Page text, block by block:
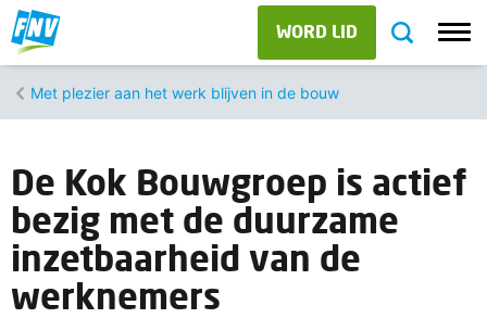
WORD LID
Met plezier aan het werk blijven in de bouw
De Kok Bouwgroep is actief
bezig met de duurzame
inzetbaarheid van de
werknemers